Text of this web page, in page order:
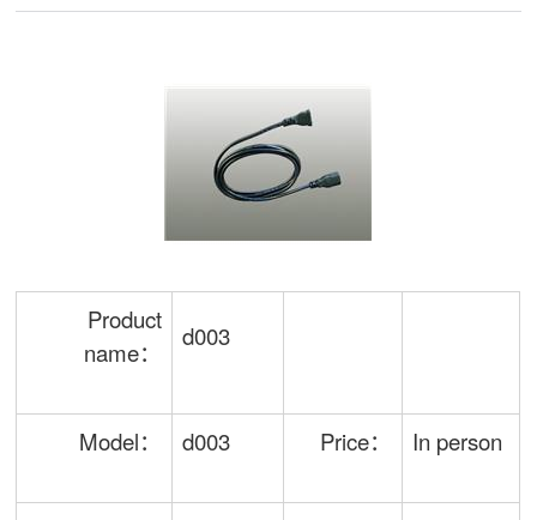
Product
name：
d003
Model： d003 Price： In person